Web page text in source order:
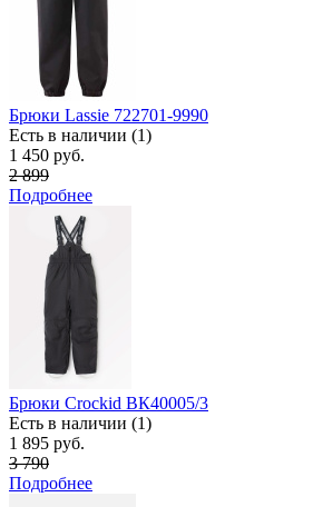
Брюки Lassie 722701-9990
Есть в наличии (1)
1 450 руб.
2 899
Подробнее
Брюки Crockid ВК40005/3
Есть в наличии (1)
1 895 руб.
3 790
Подробнее